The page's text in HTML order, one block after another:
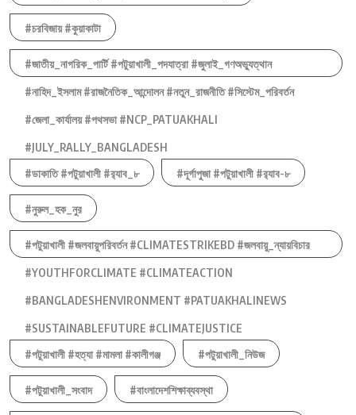
#চরবিজায় #কুয়াকাটা
#জাতীয়_নাগরিক_পার্টি #পটুয়াখালী_পদযাত্রা #জুলাই_গণঅভ্যুত্থান
#নাহিদ_ইসলাম #রাজনৈতিক_আন্দোলন #নতুন_রাজনীতি #সিস্টেম_পরিবর্তন
#জেলা_কার্যালয় #পথসভা #NCP_PATUAKHALI
#JULY_RALLY_BANGLADESH
#ডাকাতি #পটুয়াখালী #র‍্যাব_৮
#দূর্গাপুজা #পটুয়াখালী #র‍্যাব-৮
#নুরুল_হক_নুর
#পটুয়াখালী #জলবায়ুপরিবর্তন #CLIMATESTRIKEBD #জলবায়ু_ন্যায়বিচার
#YOUTHFORCLIMATE #CLIMATEACTION
#BANGLADESHENVIRONMENT #PATUAKHALINEWS
#SUSTAINABLEFUTURE #CLIMATEJUSTICE
#পটুয়াখালী #হত্যা #মামলা #কালীগঞ্জ
#পটুয়াখালী_নিউজ
#পটুয়াখালী_সংবাদ #বাংলাদেশশিক্ষাব্যবস্থা